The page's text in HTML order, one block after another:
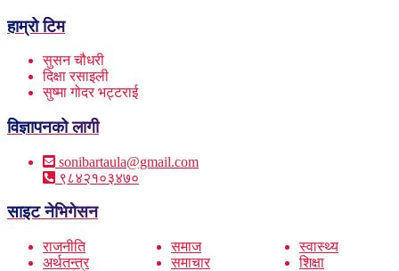
हाम्रो टिम
सुसन चौधरी
दिक्षा रसाइली
सुष्मा गोदर भट्टराई
विज्ञापनको लागी
sonibartaula@gmail.com
९८४२१०३४७०
साइट नेभिगेसन
राजनीति
अर्थतन्त्र
समाज
समाचार
स्वास्थ्य
शिक्षा